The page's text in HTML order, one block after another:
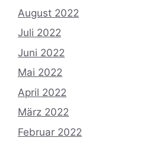
August 2022
Juli 2022
Juni 2022
Mai 2022
April 2022
März 2022
Februar 2022